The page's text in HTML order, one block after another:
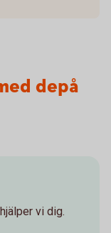
depå
vi dig.